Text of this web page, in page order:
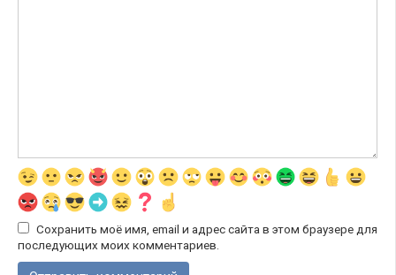
Сохранить моё имя, email и адрес сайта в этом браузере для
последующих моих комментариев.